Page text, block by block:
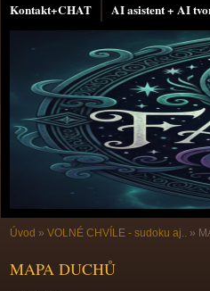
Kontakt+CHAT
AI asistent + AI
Úvod » VOLNÉ CHVÍLE - sudoku aj.. »
MAPA DUCHŮ